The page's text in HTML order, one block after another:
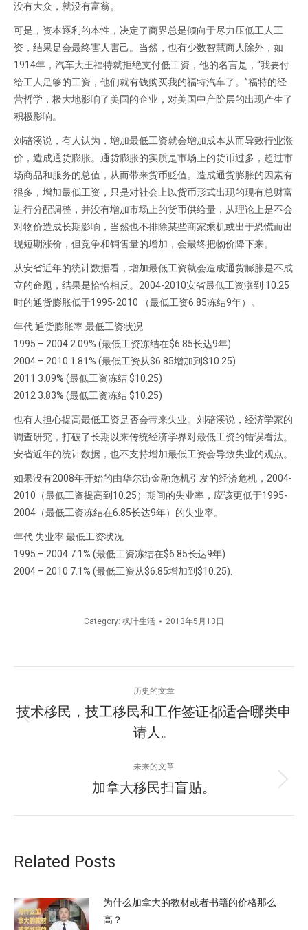
没有大众，就没有富翁。
可是，资本逐利的本性，决定了商界总是倾向于尽力压低工人工
资，结果是会最终害人害己。当然，也有少数智慧商人除外，如
1914年，汽车大王福特就拒绝支付低工资，他的名言是，“我要付
给工人足够的工资，他们就有钱购买我的福特汽车了。”福特的经
营哲学，极大地影响了美国的企业，对美国中产阶层的出现产生了
积极影响。
刘碚溪说，有人认为，增加最低工资就会增加成本从而导致行业涨
价，造成通货膨胀。通货膨胀的实质是市场上的货币过多，超过市
场商品和服务的总值，从而带来货币贬值。造成通货膨胀的因素有
很多，增加最低工资，只是对社会上以货币形式出现的现有总财富
进行分配调整，并没有增加市场上的货币供给量，从理论上是不会
对物价造成长期影响，当然也不排除某些商家乘机或出于恐慌而出
现短期涨价，但竞争和销售量的增加，会最终把物价降下来。
从安省近年的统计数据看，增加最低工资就会造成通货膨胀是不成
立的命题，结果是恰恰相反。2004-2010安省最低工资涨到 10.25
时的通货膨胀低于1995-2010 （最低工资6.85冻结9年）。
年代 通货膨胀率 最低工资状况
1995 – 2004 2.09% (最低工资冻结在$6.85长达9年)
2004 – 2010 1.81% (最低工资从$6.85增加到$10.25)
2011 3.09% (最低工资冻结 $10.25)
2012 3.83% (最低工资冻结 $10.25)
也有人担心提高最低工资是否会带来失业。刘碚溪说，经济学家的
调查研究，打破了长期以来传统经济学界对最低工资的错误看法。
安省近年的统计数据，也不支持增加最低工资会导致失业的观点。
如果没有2008年开始的由华尔街金融危机引发的经济危机，2004-
2010（最低工资提高到10.25）期间的失业率，应该更低于1995-
2004（最低工资冻结在6.85长达9年）的失业率。
年代 失业率 最低工资状况
1995 – 2004 7.1% (最低工资冻结在$6.85长达9年)
2004 – 2010 7.1% (最低工资从$6.85增加到$10.25).
Category: 枫叶生活 2013年5月13日
章
历史的文章
史
文
章：
技术移民，技工移民和工作签证都适合哪类申
请人。
未来的文章
未
加拿大移民扫盲贴。
Related Posts
为什么加拿大的教材或者书籍的价格那么
高？